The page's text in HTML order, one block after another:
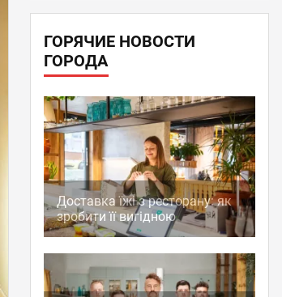
ГОРЯЧИЕ НОВОСТИ
ГОРОДА
Доставка їжі з ресторану: як
зробити її вигідною